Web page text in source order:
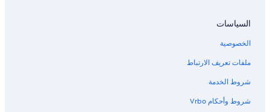
السياسات
الخصوصية
ملفات تعريف الارتباط
شروط الخدمة
شروط وأحكام Vrbo